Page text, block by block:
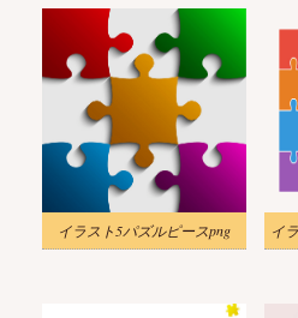
イラスト5パズルピースpng